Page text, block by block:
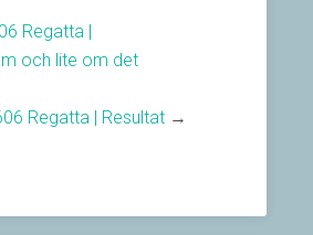
Regatta |
och lite om det
Regatta | Resultat →